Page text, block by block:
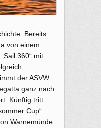
Bereits
von einem
360“ mit
der ASVW
ganz nach
Künftig tritt
Cup“
Warnemünde